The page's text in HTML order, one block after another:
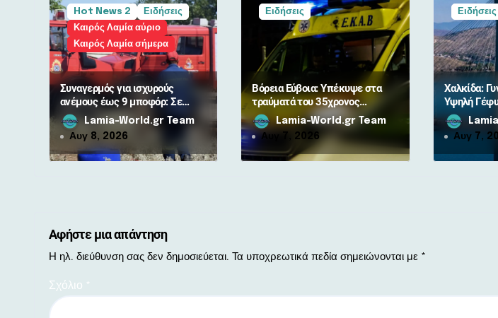
ρ
θ
ρ
ω
ν
Hot News 2
Ειδήσεις
Καιρός Λαμία αύριο
Καιρός Λαμία σήμερα
Συναγερμός για ισχυρούς
ανέμους έως 9 μποφόρ: Σε
«πορτοκαλί» συναγερμό η
Στερεά Ελλάδα
Lamia-World.gr Team
Αυγ 8, 2026
Ειδήσεις
Βόρεια Εύβοια: Υπέκυψε στα
τραύματά του 35χρονος
μοτοσικλετιστής μετά από
σύγκρουση με αγριογούρουνο
Lamia-World.gr Team
Αυγ 7, 2026
Ειδήσεις
Χαλκίδα:
Υψηλή
Αυγ 7,
Αφήστε μια απάντηση
Η ηλ. διεύθυνση σας δεν δημοσιεύεται. Τα υποχρεωτικά πεδία σημειώνονται με *
Σχόλιο *